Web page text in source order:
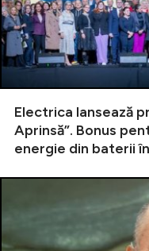
Electrica lansează
Aprinsă”. Bonus
energie din baterii